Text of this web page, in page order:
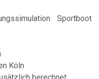
Sportboot
Köln